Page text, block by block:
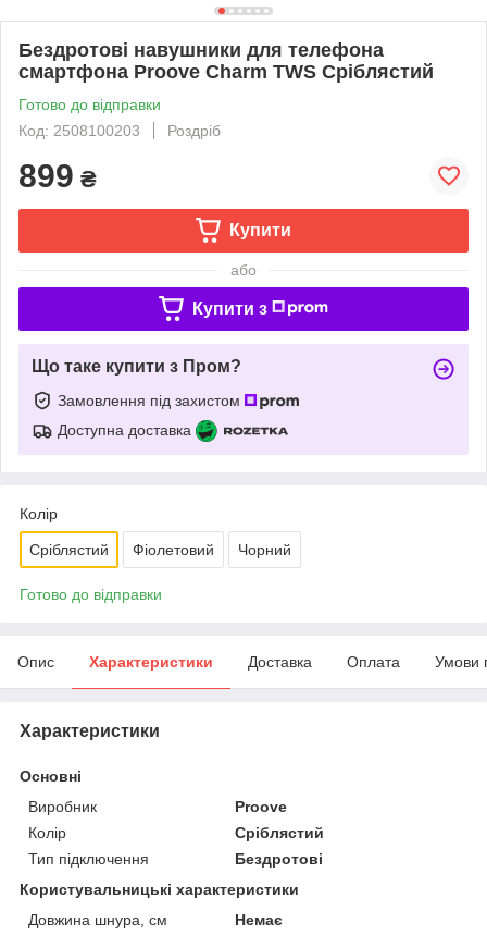
Бездротові навушники для телефона
смартфона Proove Charm TWS Сріблястий
Готово до відправки
Код: 2508100203
Роздріб
899 ₴
Купити
або
Купити з
Що таке купити з Пром?
Замовлення під захистом
Доступна доставка
Колір
Сріблястий Фіолетовий Чорний
Готово до відправки
Опис Характеристики Доставка Оплата Умови
Характеристики
Основні
Виробник
Proove
Колір
Сріблястий
Тип підключення
Бездротові
Користувальницькі характеристики
Довжина шнура, см
Немає